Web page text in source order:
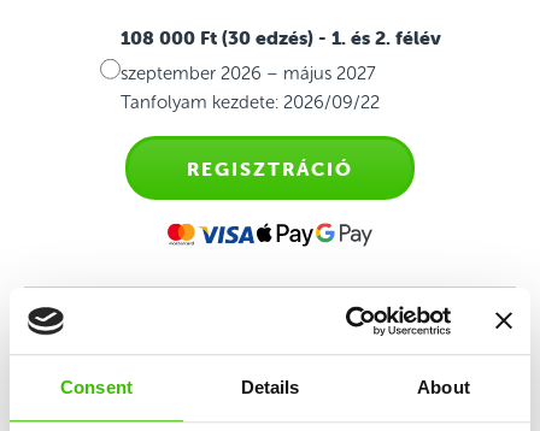
Consent Details About
108 000 Ft (30 edzés) - 1. és 2. félév
szeptember 2026 – május 2027
Tanfolyam kezdete: 2026/09/22
REGISZTRÁCIÓ
Sporttanfolyam 4-6 éves
gyerekeknek